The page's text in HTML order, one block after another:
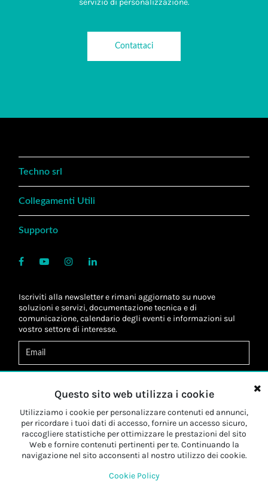
servizio di personalizzazione.
Contattaci
Techno srl
Collegamenti Utili
Supporto
Iscriviti alla newsletter e rimani aggiornato su nuove
soluzioni e servizi, documentazione tecnica e di
comunicazione, calendario degli eventi e informazioni sul
vostro settore di interesse.
Letta l'informativa, autorizzo altrattamento dei miei dati
personali*
Letta l'informativa, autorizzo al trattamento dei miei dati
personali a fini dimarketing*
Iscriviti
Questo sito web utilizza i cookie
Utilizziamo i cookie per personalizzare contenuti ed annunci,
per ricordare i tuoi dati di accesso, fornire un accesso sicuro,
raccogliere statistiche per ottimizzare le prestazioni del sito
Web e fornire contenuti pertinenti per te. Continuando la
navigazione nel sito acconsenti al nostro utilizzo dei cookie.
Cookie Policy